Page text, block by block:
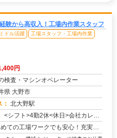
験から高収入！工場内作業スタッフ
ミドル活躍
工場スタッフ・工場内作業
円
検査・マシンオペレーター
県 大野市
北大野駅
<シフト>4勤2休<休日>会社カレンダーに準ずる
工場ワークでも安心！充実の研修制度でしっかりサポートします。→未経験者多数活躍中！先輩スタッフが丁寧に指導...